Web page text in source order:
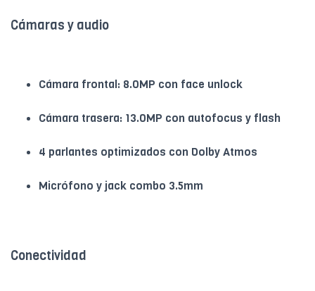
Cámaras y audio
Cámara frontal: 8.0MP con face unlock
Cámara trasera: 13.0MP con autofocus y flash
4 parlantes optimizados con Dolby Atmos
Micrófono y jack combo 3.5mm
Conectividad